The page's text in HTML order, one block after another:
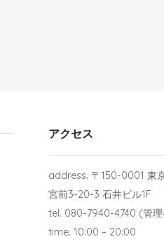
アクセス
address. 〒150-0001 東
宮前3-20-3 石井ビル1F
tel. 080-7940-4740 (管
time. 10:00 – 20:00